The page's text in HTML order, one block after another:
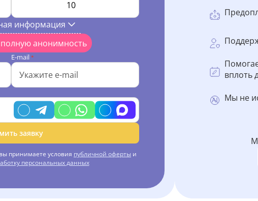
информация
анонимность
E-mail *
заявку
принимаете условия публичной оферты и
персональных данных
вплоть
Мы не